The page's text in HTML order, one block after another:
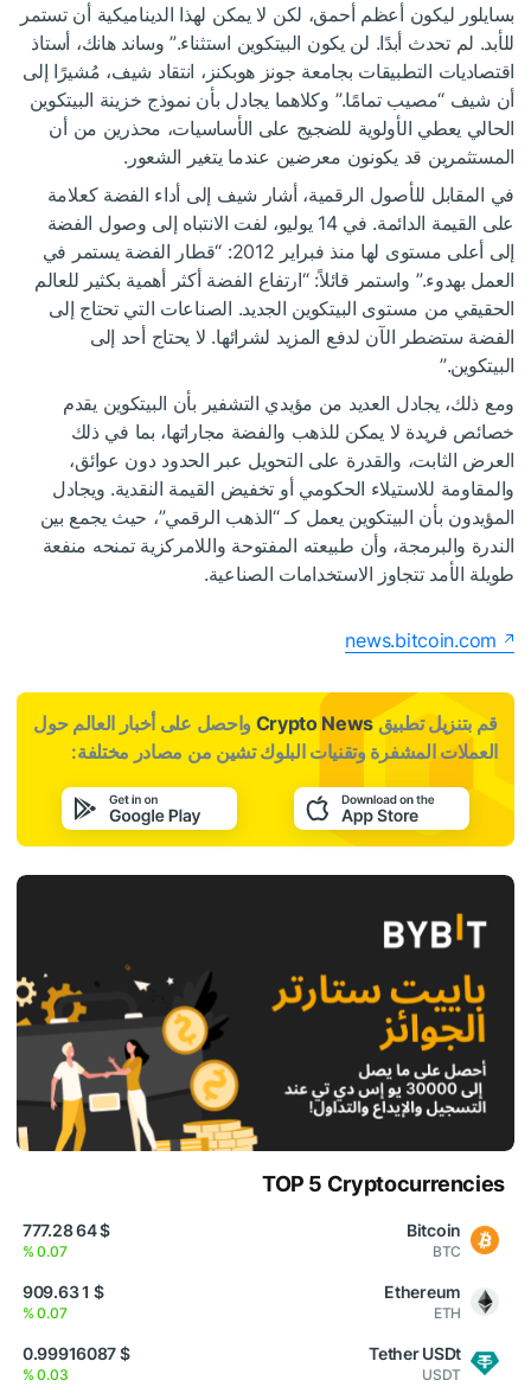
بسايلور ليكون أعظم أحمق، لكن لا يمكن لهذا الديناميكية أن تستمر
للأبد. لم تحدث أبدًا. لن يكون البيتكوين استثناء.” وساند هانك، أستاذ
اقتصاديات التطبيقات بجامعة جونز هوبكنز، انتقاد شيف، مُشيرًا إلى
أن شيف “مصيب تمامًا.” وكلاهما يجادل بأن نموذج خزينة البيتكوين
الحالي يعطي الأولوية للضجيج على الأساسيات، محذرين من أن
المستثمرين قد يكونون معرضين عندما يتغير الشعور.
في المقابل للأصول الرقمية، أشار شيف إلى أداء الفضة كعلامة
على القيمة الدائمة. في 14 يوليو، لفت الانتباه إلى وصول الفضة
إلى أعلى مستوى لها منذ فبراير 2012: “قطار الفضة يستمر في
العمل بهدوء.” واستمر قائلاً: “ارتفاع الفضة أكثر أهمية بكثير للعالم
الحقيقي من مستوى البيتكوين الجديد. الصناعات التي تحتاج إلى
الفضة ستضطر الآن لدفع المزيد لشرائها. لا يحتاج أحد إلى
البيتكوين.”
ومع ذلك، يجادل العديد من مؤيدي التشفير بأن البيتكوين يقدم
خصائص فريدة لا يمكن للذهب والفضة مجاراتها، بما في ذلك
العرض الثابت، والقدرة على التحويل عبر الحدود دون عوائق،
والمقاومة للاستيلاء الحكومي أو تخفيض القيمة النقدية. ويجادل
المؤيدون بأن البيتكوين يعمل كـ “الذهب الرقمي”، حيث يجمع بين
الندرة والبرمجة، وأن طبيعته المفتوحة واللامركزية تمنحه منفعة
طويلة الأمد تتجاوز الاستخدامات الصناعية.
news.bitcoin.com
قم بتنزيل تطبيقCrypto News واحصل على أخبار العالم حول
العملات المشفرة وتقنيات البلوك تشين من مصادر مختلفة:
TOP 5 Cryptocurrencies
Bitcoin
BTC
$ 64 777.28
0.07 %
Ethereum
ETH
$ 1 909.63
0.07 %
Tether USDt
USDT
$ 0.99916087
0.03 %